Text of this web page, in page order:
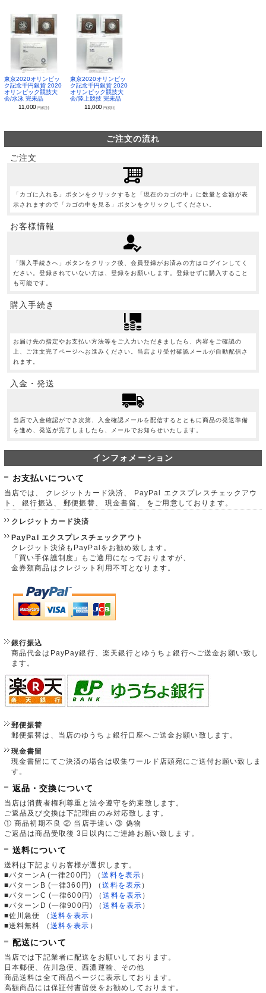
東京2020オリンピッ
ク記念千円銀貨 2020
オリンピック競技大
会/水泳 完未品
11,000円(税別)
東京2020オリンピッ
ク記念千円銀貨 2020
オリンピック競技大
会/陸上競技 完未品
11,000 円(税別)
ご注文の流れ
ご注文
「カゴに入れる」ボタンをクリックすると「現在のカゴの中」に数量と金額が表
示されますので「カゴの中を見る」ボタンをクリックしてください。
お客様情報
「購入手続きへ」ボタンをクリック後、会員登録がお済みの方はログインしてく
ださい。登録されていない方は、登録をお願いします。登録せずに購入すること
も可能です。
購入手続き
お届け先の指定やお支払い方法等をご入力いただきましたら、内容をご確認の
上、ご注文完了ページへお進みください。当店より受付確認メールが自動配信さ
れます。
入金・発送
当店で入金確認ができ次第、入金確認メールを配信するとともに商品の発送準備
を進め、発送が完了しましたら、メールでお知らせいたします。
インフォメーション
お支払いについて
当店では、 クレジットカード決済、 PayPal エクスプレスチェックアウ
ト、 銀行振込、 郵便振替、 現金書留、 をご用意しております。
クレジットカード決済
PayPal エクスプレスチェックアウト
クレジット決済もPayPalをお勧め致します。
「買い手保護制度」もご適用になっておりますが、
金券類商品はクレジット利用不可となります。
銀行振込
商品代金はPayPay銀行、楽天銀行とゆうちょ銀行へご送金お願い致し
ます。
郵便振替
郵便振替は、当店のゆうちょ銀行口座へご送金お願い致します。
現金書留
現金書留にてご決済の場合は収集ワールド店頭宛にご送付お願い致しま
す。
返品・交換について
当店は消費者権利尊重と法令遵守を約束致します。
ご返品及び交換は下記理由のみ対応致します。
① 商品初期不良 ② 当店手違い ③ 偽物
ご返品は商品受取後 3日以内にご連絡お願い致します。
送料について
送料は下記よりお客様が選択します。
■パターンA (一律200円)
（送料を表示 ）
■パターンB (一律360円)
（送料を表示 ）
■パターンC (一律600円)
（送料を表示 ）
■パターンD (一律900円)
（送料を表示 ）
■佐川急便
（ 送料を表示 ）
■送料無料
（ 送料を表示 ）
配送について
当店では下記業者に配送をお願いしております。
日本郵便、佐川急便、西濃運輸、その他
商品送料は全て商品ページに表示しております。
高額商品には保証付書留便をお勧めしております。